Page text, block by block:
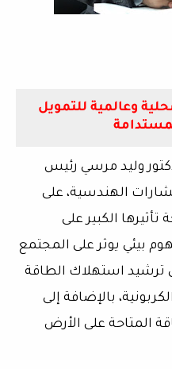
وعالمية للتمويل
وليد مرسي رئيس
الهندسية، على
الكبير على
بيئي يوثر على المجتمع
ترشيد استهلاك الطاقة
بالإضافة إلى
المتاحة على الأرض